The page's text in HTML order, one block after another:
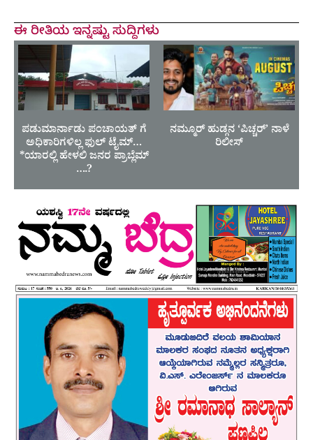
ಈ ರೀತಿಯ ಇನ್ನಷ್ಟು ಸುದ್ದಿಗಳು
ಪಡುಮಾರ್ನಾಡು ಪಂಚಾಯತ್ ಗೆ
ಅಧಿಕಾರಿಗಳಿಲ್ಲ ಫುಲ್ ಟೈಮ್…
*ಯಾರಲ್ಲಿ ಹೇಳಲಿ ಜನರ ಪ್ರಾಬ್ಲೆಮ್
….?
ನಮ್ಮೂರ್ ಹುಡ್ಗನ ‘ಪಿಚ್ಚರ್’ ನಾಳೆ
ರಿಲೀಸ್